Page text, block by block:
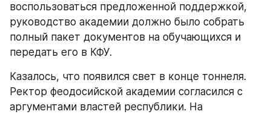
воспользоваться предложенной поддержкой,
руководство академии должно было собрать
полный пакет документов на обучающихся и
передать его в КФУ.
Казалось, что появился свет в конце тоннеля.
Ректор феодосийской академии согласился с
аргументами властей республики. На